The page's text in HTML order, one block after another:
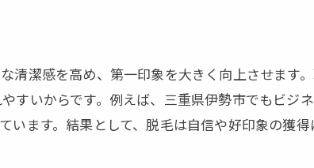
ムダ毛処理で変わる日常生活のメリット
脱毛がもたらすメンズ美容の最新トレンド
医療脱毛とエステ脱毛の違いを徹底解説
清潔感を高め、第一印象を大きく向上させます
すいからです。例えば、三重県伊勢市でもビジ
ます。結果として、脱毛は自信や好印象の獲得